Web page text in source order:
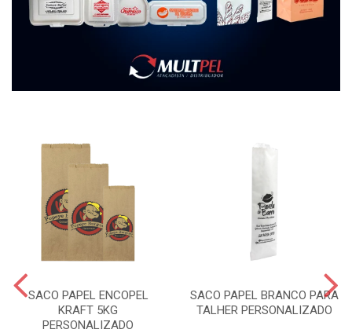
SACO PAPEL ENCOPEL
KRAFT 5KG
PERSONALIZADO
SACO PAPEL BRANCO PARA
TALHER PERSONALIZADO